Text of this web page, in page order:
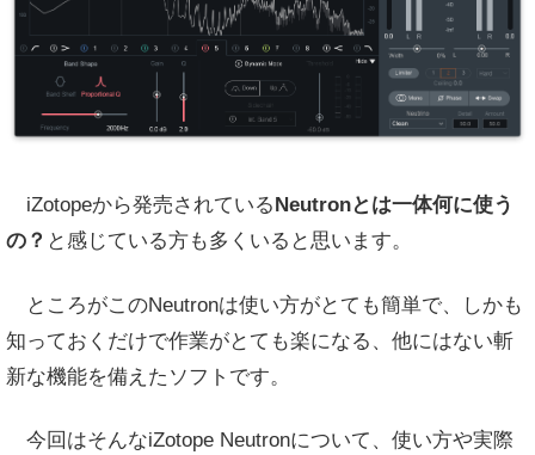
iZotopeから発売されているNeutronとは一体何に使う
の？ と感じている方も多くいると思います。
ところがこのNeutronは使い方がとても簡単で、しかも
知っておくだけで作業がとても楽になる、他にはない斬
新な機能を備えたソフトです。
今回はそんなiZotope Neutronについて、使い方や実際